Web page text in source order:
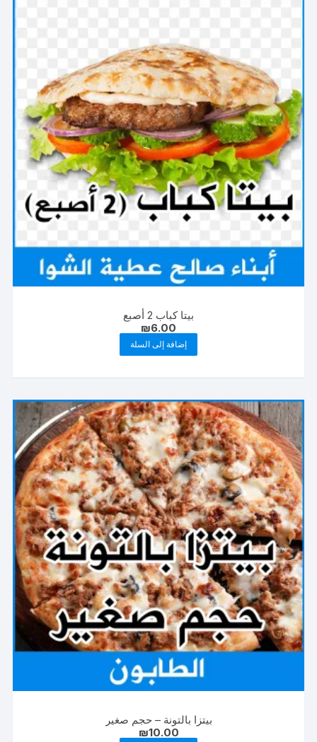
بيتا كباب 2 أصبع
₪6.00
إضافة إلى السلة
بيتزا بالتونة – حجم صغير
₪10.00